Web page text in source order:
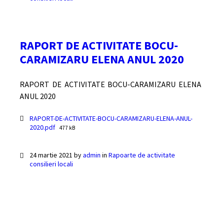
RAPORT DE ACTIVITATE BOCU-
CARAMIZARU ELENA ANUL 2020
RAPORT DE ACTIVITATE BOCU-CARAMIZARU ELENA
ANUL 2020
Documente
RAPORT-DE-ACTIVITATE-BOCU-CARAMIZARU-ELENA-ANUL-
2020.pdf File
477 kB
24 martie 2021 byadmin in Rapoarte de activitate
consilieri locali